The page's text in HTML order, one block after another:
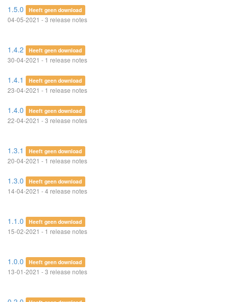
1.5.0 Heeft geen download
04-05-2021 - 3 release notes
1.4.2 Heeft geen download
30-04-2021 - 1 release notes
1.4.1 Heeft geen download
23-04-2021 - 1 release notes
1.4.0 Heeft geen download
22-04-2021 - 3 release notes
1.3.1 Heeft geen download
20-04-2021 - 1 release notes
1.3.0 Heeft geen download
14-04-2021 - 4 release notes
1.1.0 Heeft geen download
15-02-2021 - 1 release notes
1.0.0 Heeft geen download
13-01-2021 - 3 release notes